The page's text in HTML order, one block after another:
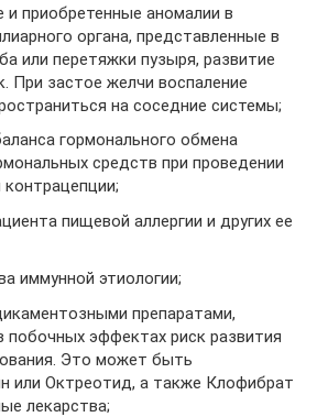
приобретенные аномалии в
органа, представленные в
или перетяжки пузыря, развитие
При застое желчи воспаление
на соседние системы;
гормонального обмена
средств при проведении
пищевой аллергии и других ее
иммунной этиологии;
препаратами,
эффектах риск развития
Это может быть
или Октреотид, а также Клофибрат
лекарства;